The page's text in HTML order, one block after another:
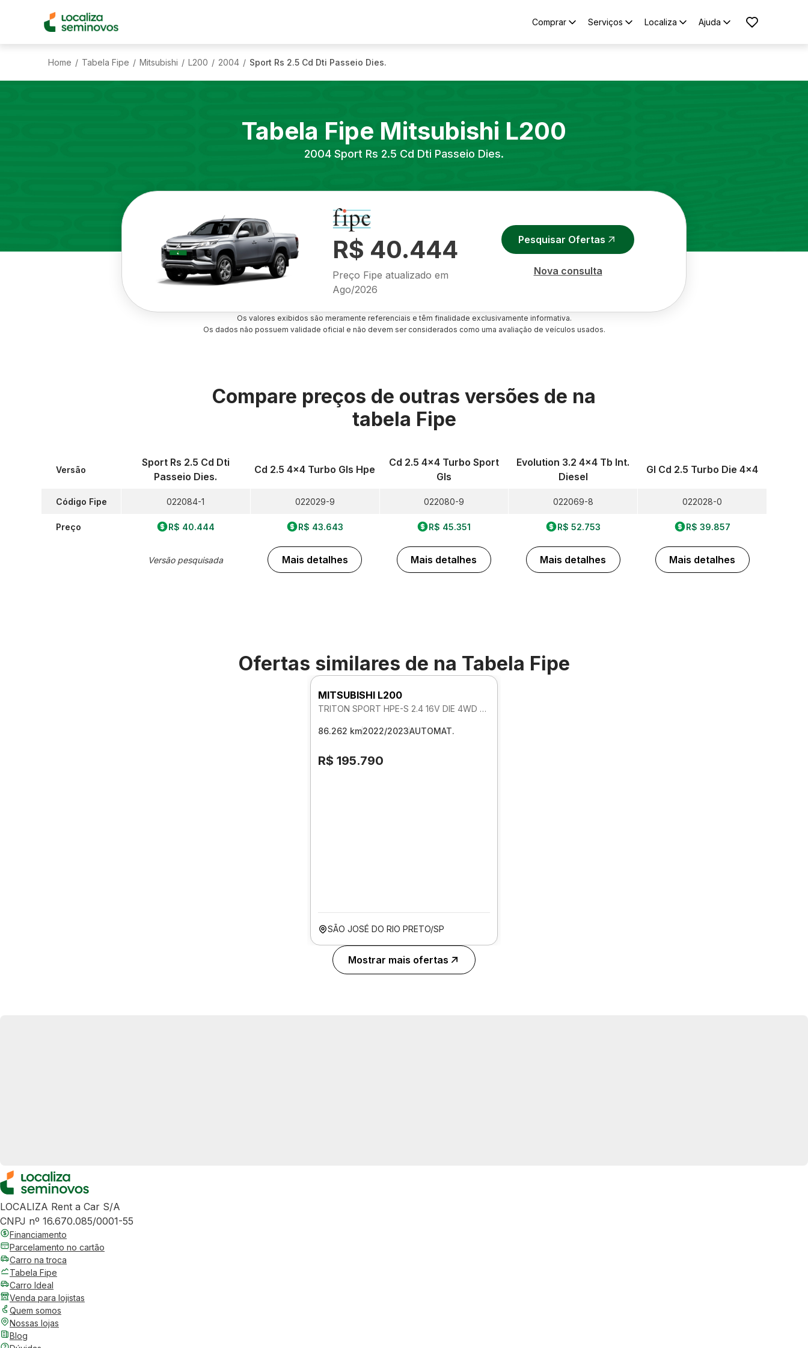
Comprar Serviços Localiza Ajuda
Home / Tabela Fipe / Mitsubishi / L200 / 2004 / Sport Rs 2.5 Cd Dti Passeio Dies.
Tabela Fipe Mitsubishi L200
2004 Sport Rs 2.5 Cd Dti Passeio Dies.
R$ 40.444
Preço Fipe atualizado em
Ago/2026
Pesquisar Ofertas
Nova consulta
Os valores exibidos são meramente referenciais e têm finalidade exclusivamente informativa.
Os dados não possuem validade oficial e não devem ser considerados como uma avaliação de veículos usados.
Compare preços de outras versões de na
tabela Fipe
Versão
Código Fipe
Preço
Sport Rs 2.5 Cd Dti
Passeio Dies.
022084-1
R$ 40.444
Versão pesquisada
Cd 2.5 4x4 Turbo Gls Hpe
022029-9
R$ 43.643
Mais detalhes
Cd 2.5 4x4 Turbo Sport
Gls
022080-9
R$ 45.351
Mais detalhes
Evolution 3.2 4x4 Tb Int.
Diesel
022069-8
R$ 52.753
Mais detalhes
Gl Cd 2.5 Turbo Die 4x4
022028-0
R$ 39.857
Mais detalhes
Ofertas similares de na Tabela Fipe
MITSUBISHI L200
TRITON SPORT HPE-S 2.4 16V DIE 4WD AUTOMATICO
86.262 km2022/2023AUTOMAT.
R$ 195.790
SÃO JOSÉ DO RIO PRETO/SP
Mostrar mais ofertas
LOCALIZA Rent a Car S/A
CNPJ nº 16.670.085/0001-55
Financiamento
Parcelamento no cartão
Carro na troca
Tabela Fipe
Carro Ideal
Venda para lojistas
Quem somos
Nossas lojas
Blog